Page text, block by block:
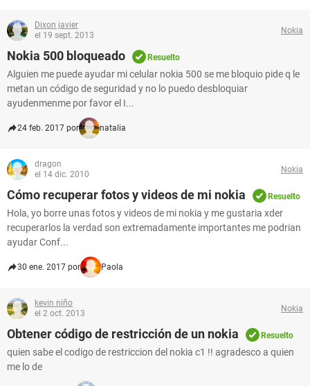
Dixon javier
el 19 sept. 2013
Nokia
Nokia 500 bloqueado Resuelto
Alguien me puede ayudar mi celular nokia 500 se me bloquio pide q le
metan un código de seguridad y no lo puedo desbloquiar
ayudenmenme por favor el I...
24 feb. 2017 por natalia
dragon
el 14 dic. 2010
Nokia
Cómo recuperar fotos y videos de mi nokia Resuelto
Hola, yo borre unas fotos y videos de mi nokia y me gustaria xder
recuperarlos la verdad son extremadamente importantes me podrian
ayudar Conf...
30 ene. 2017 por Paola
kevin niño
el 2 oct. 2013
Nokia
Obtener código de restricción de un nokia Resuelto
quien sabe el codigo de restriccion del nokia c1 !! agradesco a quien
me lo de